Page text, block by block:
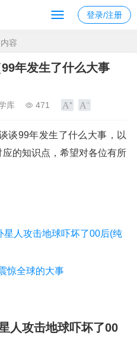
登录/注册
容
年发生了什么大事
库 471
谈99年发生了什么大事，以
的知识点，希望对各位有所
星人攻击地球吓坏了00后(纯
惊全球的大事
人攻击地球吓坏了00